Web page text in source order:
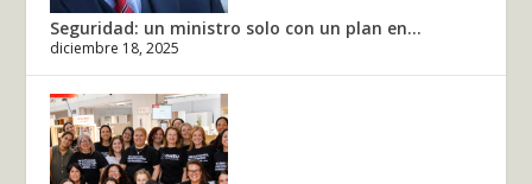
Seguridad: un ministro solo con un plan en...
diciembre 18, 2025